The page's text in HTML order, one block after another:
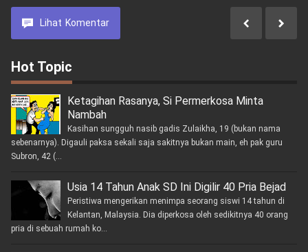
Lihat Komentar
Hot Topic
Ketagihan Rasanya, Si Permerkosa Minta
Nambah
Kasihan sungguh nasib gadis Zulaikha, 19 (bukan nama
sebenarnya). Digauli paksa sekali saja sakitnya bukan main, eh pak guru
Subron, 42 (...
Usia 14 Tahun Anak SD Ini Digilir 40 Pria Bejad
Peristiwa mengerikan menimpa seorang siswi 14 tahun di
Kelantan, Malaysia. Dia diperkosa oleh sedikitnya 40 orang
pria di sebuah rumah ko...